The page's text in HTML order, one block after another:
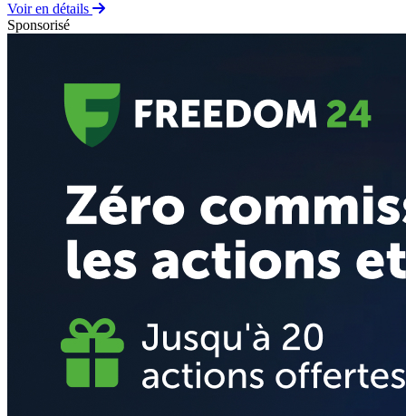
Voir en détails
Sponsorisé